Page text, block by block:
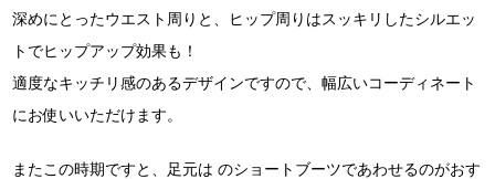
深めにとったウエスト周りと、ヒップ周りはスッキリしたシルエッ
トでヒップアップ効果も！
適度なキッチリ感のあるデザインですので、幅広いコーディネート
にお使いいただけます。
またこの時期ですと、足元はのショートブーツであわせるのがおす